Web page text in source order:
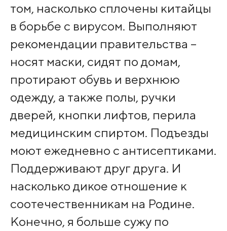
том, насколько сплочены китайцы
в борьбе с вирусом. Выполняют
рекомендации правительства –
носят маски, сидят по домам,
протирают обувь и верхнюю
одежду, а также полы, ручки
дверей, кнопки лифтов, перила
медицинским спиртом. Подъезды
моют ежедневно с антисептиками.
Поддерживают друг друга. И
насколько дикое отношение к
соотечественникам на Родине.
Конечно, я больше сужу по